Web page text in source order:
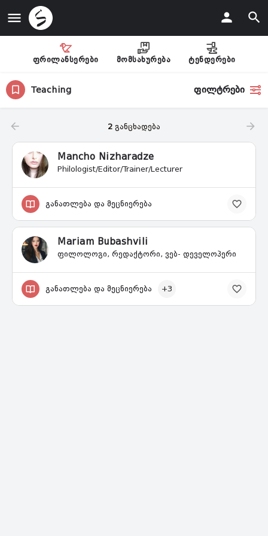
ფრილანსერები მომსახურება ტენდერები
Teaching ფილტრები
2 განცხადება
Mancho Nizharadze
Philologist/Editor/Trainer/Lecturer
განათლება და მეცნიერება
Mariam Bubashvili
ფილოლოგი, რედაქტორი, ვებ- დეველოპერი
განათლება და მეცნიერება +3